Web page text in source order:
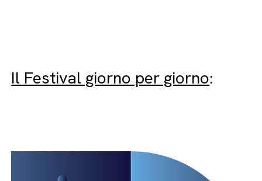
Il Festival giorno per giorno: